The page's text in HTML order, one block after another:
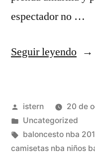
espectador no …
Seguir leyendo
Publicado
por
istern
20 de
Publicado
en
Uncategorized
Etiquetas:
baloncesto nba
camisetas nba niños